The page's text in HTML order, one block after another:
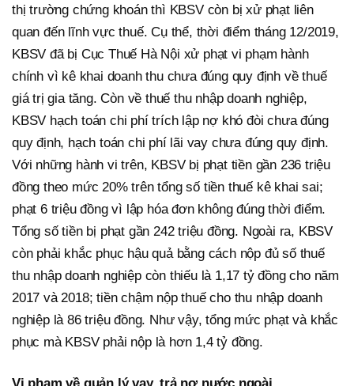
thị trường chứng khoán thì KBSV còn bị xử phạt liên
quan đến lĩnh vực thuế. Cụ thể, thời điểm tháng 12/2019,
KBSV đã bị Cục Thuế Hà Nội xử phạt vi phạm hành
chính vì kê khai doanh thu chưa đúng quy định về thuế
giá trị gia tăng. Còn về thuế thu nhập doanh nghiệp,
KBSV hạch toán chi phí trích lập nợ khó đòi chưa đúng
quy định, hạch toán chi phí lãi vay chưa đúng quy định.
Với những hành vi trên, KBSV bị phạt tiền gần 236 triệu
đồng theo mức 20% trên tổng số tiền thuế kê khai sai;
phạt 6 triệu đồng vì lập hóa đơn không đúng thời điểm.
Tổng số tiền bị phạt gần 242 triệu đồng. Ngoài ra, KBSV
còn phải khắc phục hậu quả bằng cách nộp đủ số thuế
thu nhập doanh nghiệp còn thiếu là 1,17 tỷ đồng cho năm
2017 và 2018; tiền chậm nộp thuế cho thu nhập doanh
nghiệp là 86 triệu đồng. Như vậy, tổng mức phạt và khắc
phục mà KBSV phải nộp là hơn 1,4 tỷ đồng.
Vi phạm về quản lý vay, trả nợ nước ngoài